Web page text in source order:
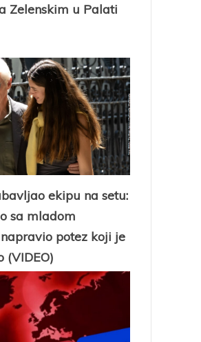
Zelenskim u Palati
ekipu na setu:
sa mladom
potez koji je
(VIDEO)